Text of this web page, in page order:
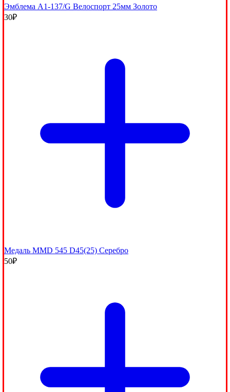
Эмблема A1-137/G Велоспорт 25мм Золото
30₽
Медаль ММD 545 D45(25) Серебро
50₽